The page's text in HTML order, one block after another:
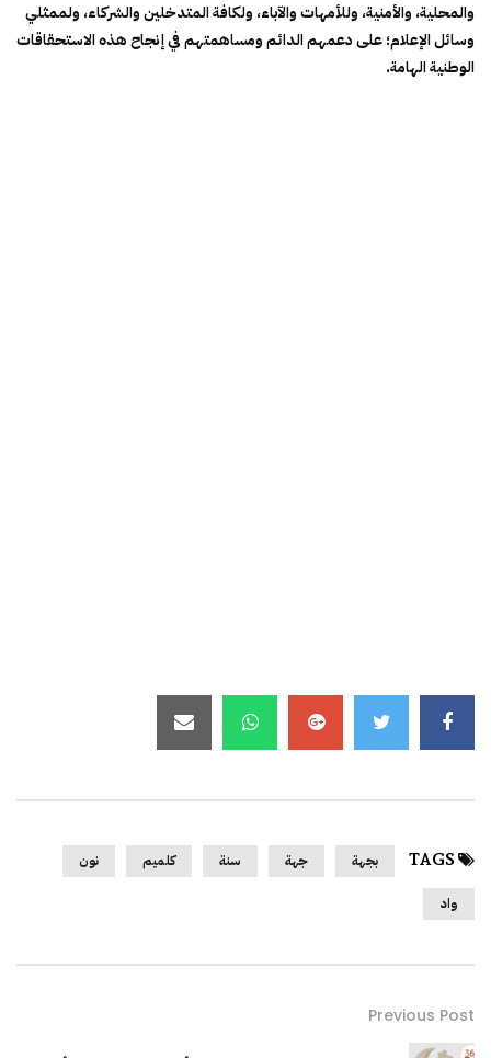
والمحلية، والأمنية، وللأمهات والآباء، ولكافة المتدخلين والشركاء، ولممثلي
وسائل الإعلام؛ على دعمهم الدائم ومساهمتهم في إنجاح هذه الاستحقاقات
الوطنية الهامة.
TAGS بجهة جهة سنة كلميم نون
واد
Previous Post